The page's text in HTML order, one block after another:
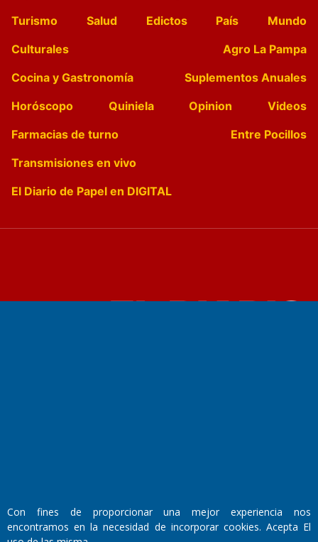
Turismo
Salud Edictos País
Mundo
Culturales
Agro La Pampa
Cocina y Gastronomía
Suplementos Anuales
Horóscopo
Quiniela Opinion
Videos
Farmacias de turno
Entre Pocillos
Transmisiones en vivo
El Diario de Papel en DIGITAL
Domicilio Legal: José Ingenieros 855,
Santa Rosa, La Pampa.
Con fines de proporcionar una mejor experiencia nos
encontramos en la necesidad de incorporar cookies. Acepta El